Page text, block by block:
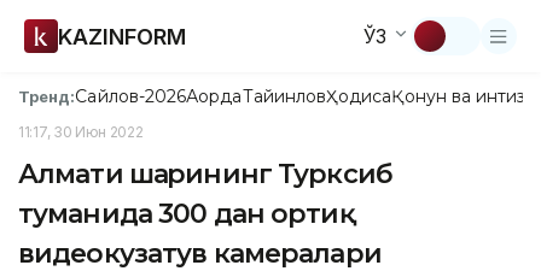
KAZINFORM ЎЗ
Тренд:Сайлов-2026АқордаТайинловҲодисаҚонун ва
11:17, 30 Июн 2022
Алмати шаҳрининг Турксиб
туманида 300 дан ортиқ
видеокузатув камералари